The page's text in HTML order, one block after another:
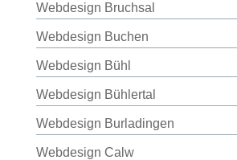
Webdesign Bruchsal
Webdesign Buchen
Webdesign Bühl
Webdesign Bühlertal
Webdesign Burladingen
Webdesign Calw